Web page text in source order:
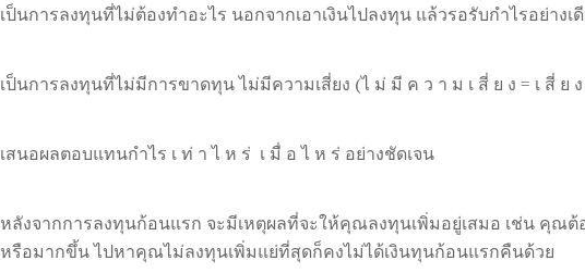
เป็นการลงทุนที่ไม่ต้องทำอะไร นอกจากเอาเงินไปลงทุน แล้วรอรับกำไรอย่างเ
เป็นการลงทุนที่ไม่มีการขาดทุน ไม่มีความเสี่ยง (ไ ม่ มี ค ว า ม เ สี่ ย ง = เ สี่ ย
เสนอผลตอบแทนกำไร เ ท่ า ไ ห ร่ เ มื่ อ ไ ห ร่ อย่างชัดเจน
หลังจากการลงทุนก้อนแรก จะมีเหตุผลที่จะให้คุณลงทุนเพิ่มอยู่เสมอ เช่น คุณ
หรือมากขึ้น ไปหาคุณไม่ลงทุนเพิ่มแย่ที่สุดก็คงไม่ได้เงินทุนก้อนแรกคืนด้วย